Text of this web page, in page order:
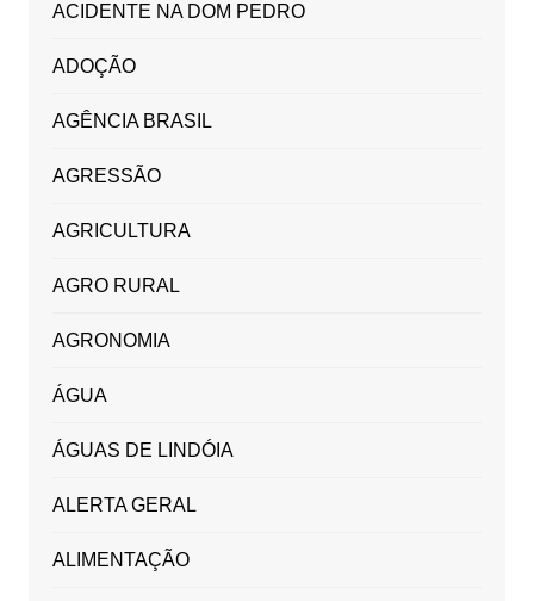
ACIDENTE NA DOM PEDRO
ADOÇÃO
AGÊNCIA BRASIL
AGRESSÃO
AGRICULTURA
AGRO RURAL
AGRONOMIA
ÁGUA
ÁGUAS DE LINDÓIA
ALERTA GERAL
ALIMENTAÇÃO